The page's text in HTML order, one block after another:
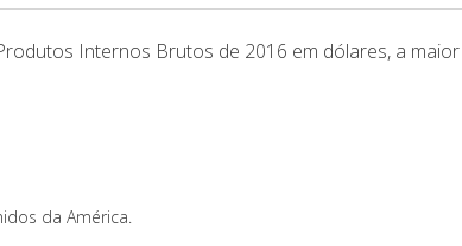
Internos Brutos de 2016 em dólares, a
da América.